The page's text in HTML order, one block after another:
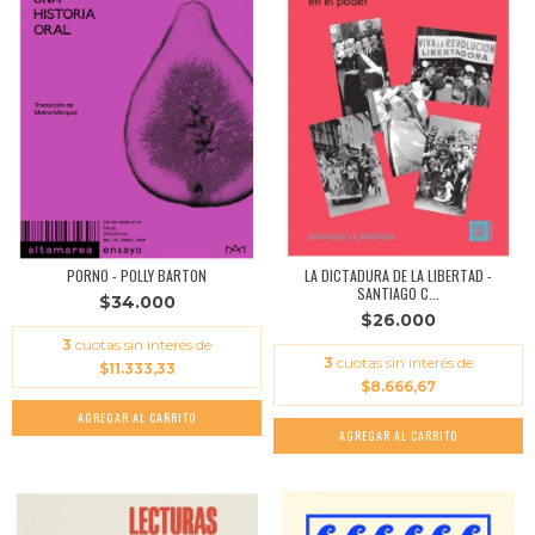
PORNO - POLLY BARTON
$34.000
3 cuotas sin interés de
$11.333,33
LA DICTADURA DE LA LIBERTAD -
SANTIAGO C...
$26.000
3 cuotas sin interés de
$8.666,67